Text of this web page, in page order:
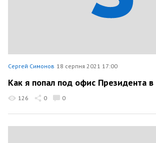
Сергей Симонов 18 серпня 2021 17:00
Как я попал под офис Президента в
126 0 0